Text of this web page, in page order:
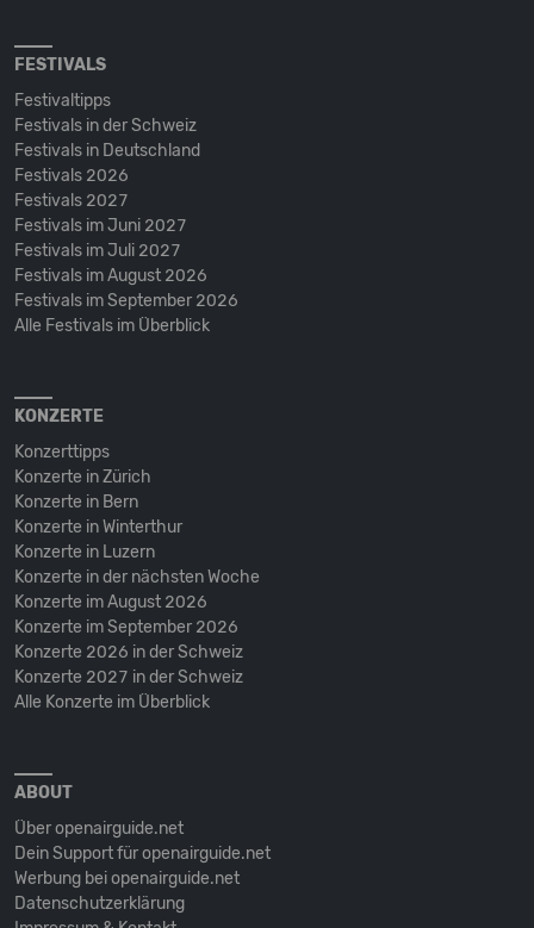
FESTIVALS
Festivaltipps
Festivals in der Schweiz
Festivals in Deutschland
Festivals 2026
Festivals 2027
Festivals im Juni 2027
Festivals im Juli 2027
Festivals im August 2026
Festivals im September 2026
Alle Festivals im Überblick
KONZERTE
Konzerttipps
Konzerte in Zürich
Konzerte in Bern
Konzerte in Winterthur
Konzerte in Luzern
Konzerte in der nächsten Woche
Konzerte im August 2026
Konzerte im September 2026
Konzerte 2026 in der Schweiz
Konzerte 2027 in der Schweiz
Alle Konzerte im Überblick
ABOUT
Über openairguide.net
Dein Support für openairguide.net
Werbung bei openairguide.net
Datenschutz­erklärung